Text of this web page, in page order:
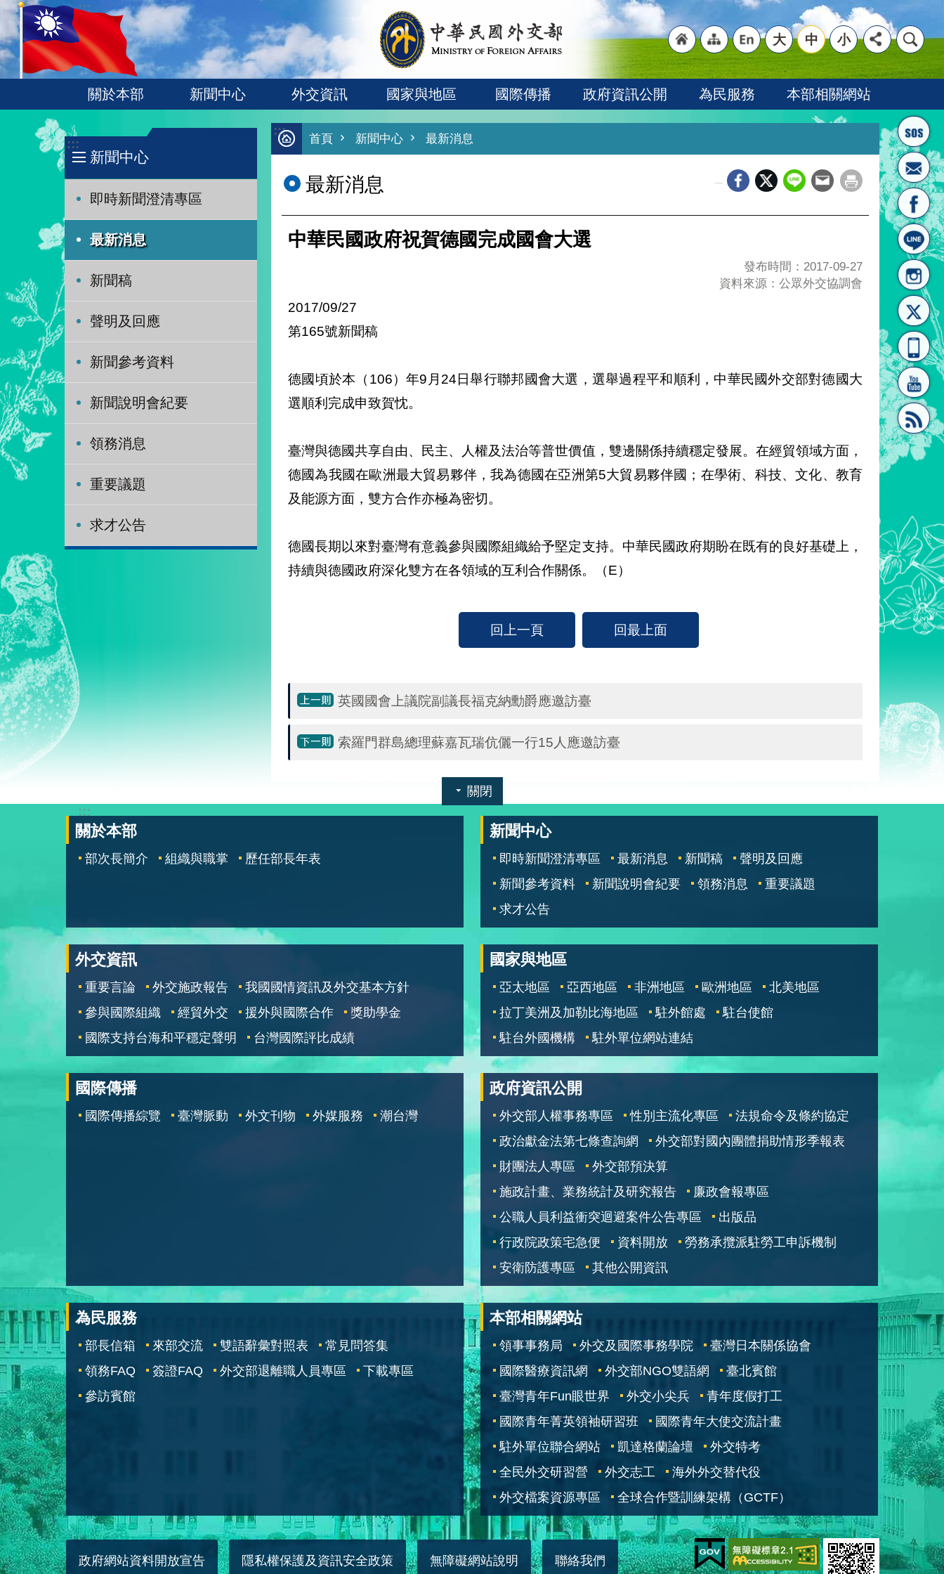
跳到主要內容區塊
:::
首頁
結]"
"網
站導
[連
"英
文語
大 中 小
關於本部 新聞中心 外交資訊 國家與地區 國際傳播 政府資訊公開 為民服務 本部相關網站
:::
新聞中心
即時新聞澄清專區
最新消息
新聞稿
聲明及回應
新聞參考資料
新聞說明會紀要
領務消息
重要議題
求才公告
:::
首頁 新聞中心 最新消息
最新消息
中華民國政府祝賀德國完成國會大選
發布時間：2017-09-27
資料來源：公眾外交協調會
2017/09/27
第165號新聞稿
德國頃於本（106）年9月24日舉行聯邦國會大選，選舉過程平和順利，中華民國外交部對德國大
選順利完成申致賀忱。
臺灣與德國共享自由、民主、人權及法治等普世價值，雙邊關係持續穩定發展。在經貿領域方面，
德國為我國在歐洲最大貿易夥伴，我為德國在亞洲第5大貿易夥伴國；在學術、科技、文化、教育
及能源方面，雙方合作亦極為密切。
德國長期以來對臺灣有意義參與國際組織給予堅定支持。中華民國政府期盼在既有的良好基礎上，
持續與德國政府深化雙方在各領域的互利合作關係。（E）
回上一頁 回最上面
英國國會上議院副議長福克納勳爵應邀訪臺
索羅門群島總理蘇嘉瓦瑞伉儷一行15人應邀訪臺
關閉
:::
關於本部
部次長簡介 組織與職掌 歷任部長年表
新聞中心
即時新聞澄清專區 最新消息 新聞稿
聲明及回應
新聞參考資料
新聞說明會紀要 領務消息
重要議題
求才公告
外交資訊
重要言論 外交施政報告
我國國情資訊及外交基本方針
參與國際組織
經貿外交 援外與國際合作
獎助學金
國際支持台海和平穩定聲明
台灣國際評比成績
國家與地區
亞太地區 亞西地區 非洲地區 歐洲地區
北美地區
拉丁美洲及加勒比海地區
駐外館處
駐台使館
駐台外國機構
駐外單位網站連結
國際傳播
國際傳播綜覽 臺灣脈動 外文刊物 外媒服務 潮台灣
政府資訊公開
外交部人權事務專區 性別主流化專區
法規命令及條約協定
政治獻金法第七條查詢網
外交部對國內團體捐助情形季報表
財團法人專區
外交部預決算
施政計畫、業務統計及研究報告
廉政會報專區
公職人員利益衝突迴避案件公告專區
出版品
行政院政策宅急便
資料開放
勞務承攬派駐勞工申訴機制
安衛防護專區
其他公開資訊
為民服務
部長信箱 來部交流 雙語辭彙對照表
常見問答集
領務FAQ
簽證FAQ 外交部退離職人員專區
下載專區
參訪賓館
本部相關網站
領事事務局 外交及國際事務學院
臺灣日本關係協會
國際醫療資訊網
外交部NGO雙語網
臺北賓館
臺灣青年Fun眼世界
外交小尖兵
青年度假打工
國際青年菁英領袖研習班
國際青年大使交流計畫
駐外單位聯合網站
凱達格蘭論壇
外交特考
全民外交研習營
外交志工
海外外交替代役
外交檔案資源專區
全球合作暨訓練架構（GCTF）
政府網站資料開放宣告 隱私權保護及資訊安全政策 無障礙網站說明 聯絡我們